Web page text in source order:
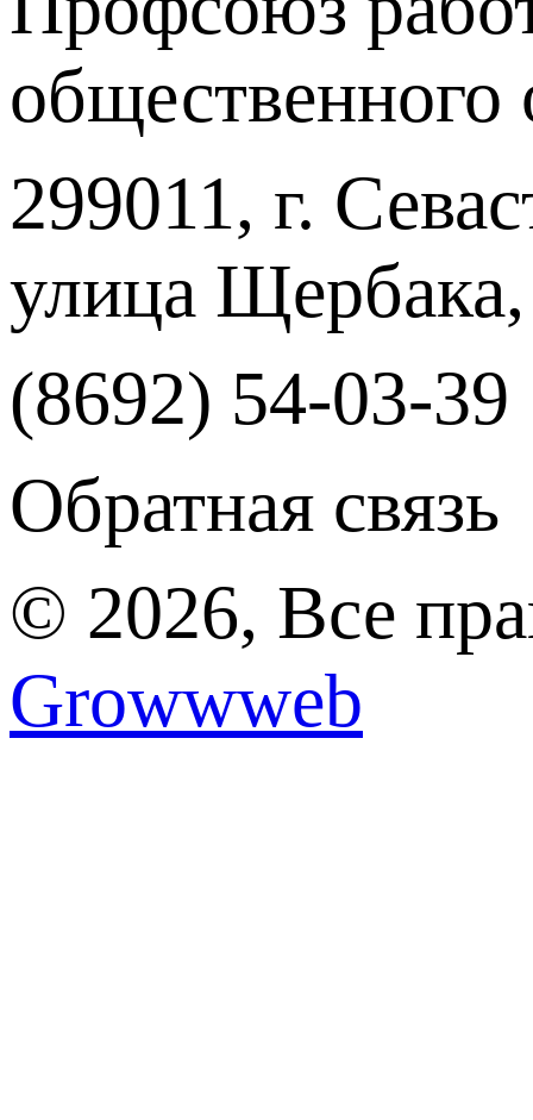
299011, г.
улица
(8692) 54-03-39
Обратная связь
© 2026, Все
Growwweb